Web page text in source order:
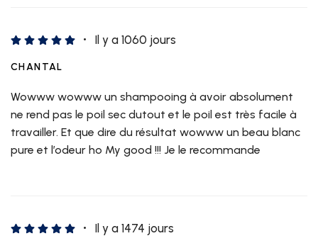
Il y a 1060 jours
CHANTAL
Wowww wowww un shampooing à avoir absolument
ne rend pas le poil sec dutout et le poil est très facile à
travailler. Et que dire du résultat wowww un beau blanc
pure et l’odeur ho My good !!! Je le recommande
Il y a 1474 jours